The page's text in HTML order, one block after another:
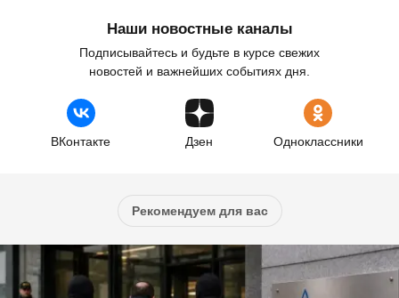
Наши новостные каналы
Подписывайтесь и будьте в курсе свежих
новостей и важнейших событиях дня.
ВКонтакте Дзен Одноклассники
Рекомендуем для вас